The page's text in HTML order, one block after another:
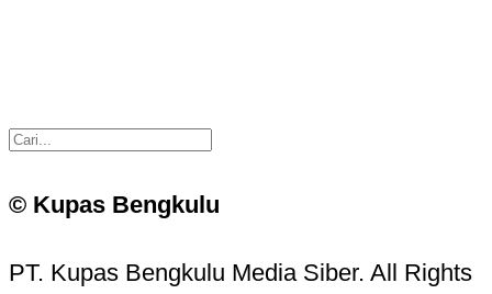
© Kupas Bengkulu
PT. Kupas Bengkulu Media Siber. All Rights